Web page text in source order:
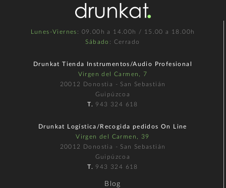
Lunes-Viernes : 09.00h a 14.00h / 15.00 a 18.00h
Sábado : Cerrado
Drunkat Tienda Instrumentos/Audio Profesional
Virgen del Carmen, 7
20012 Donostia - San Sebastián
Guipúzcoa
T. 943 324 618
Drunkat Logística/Recogida pedidos On Line
Virgen del Carmen, 39
20012 Donostia - San Sebastián
Guipúzcoa
T. 943 324 618
Blog